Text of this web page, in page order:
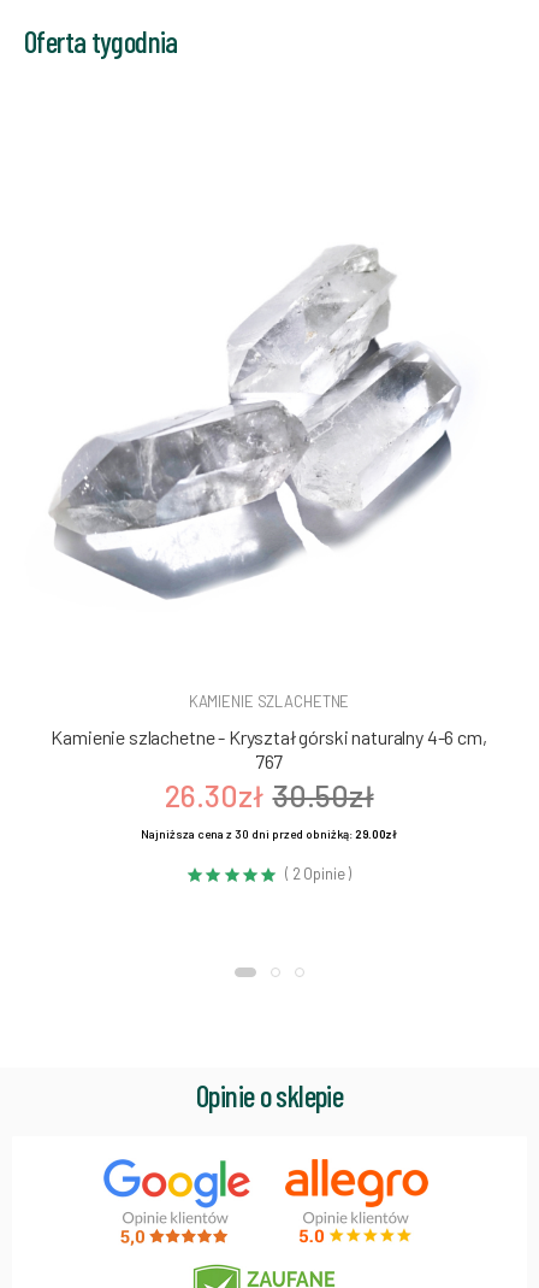
Oferta tygodnia
KAMIENIE SZLACHETNE
Kamienie szlachetne - Kryształ górski naturalny 4-6 cm,
767
26.30zł 30.50zł
Najniższa cena z 30 dni przed obniżką:29.00zł
( 2 Opinie )
Opinie o sklepie